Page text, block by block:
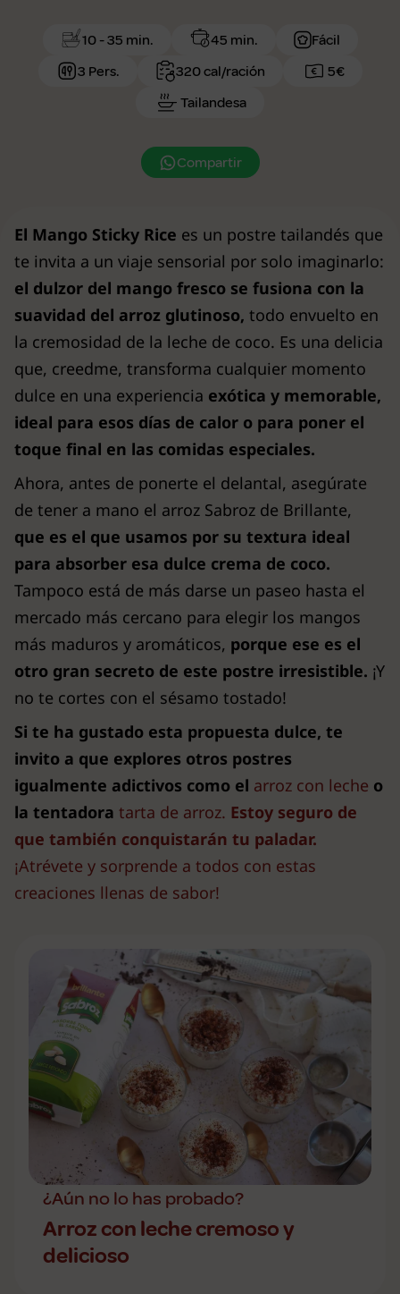
10 - 35 min. 45 min.
Fácil
3 Pers.
320 cal/ración
5€
Tailandesa
Compartir
El Mango Sticky Rice es un postre tailandés que
te invita a un viaje sensorial por solo imaginarlo:
el dulzor del mango fresco se fusiona con la
suavidad del arroz glutinoso, todo envuelto en
la cremosidad de la leche de coco. Es una delicia
que, creedme, transforma cualquier momento
dulce en una experiencia exótica y memorable,
ideal para esos días de calor o para poner el
toque final en las comidas especiales.
Ahora, antes de ponerte el delantal, asegúrate
de tener a mano el arroz Sabroz de Brillante,
que es el que usamos por su textura ideal
para absorber esa dulce crema de coco.
Tampoco está de más darse un paseo hasta el
mercado más cercano para elegir los mangos
más maduros y aromáticos, porque ese es el
otro gran secreto de este postre irresistible. ¡Y
no te cortes con el sésamo tostado!
Si te ha gustado esta propuesta dulce, te
invito a que explores otros postres
igualmente adictivos como el arroz con leche o
la tentadora tarta de arroz. Estoy seguro de
que también conquistarán tu paladar.
¡Atrévete y sorprende a todos con estas
creaciones llenas de sabor!
¿Aún no lo has probado?
Arroz con leche cremoso y
delicioso